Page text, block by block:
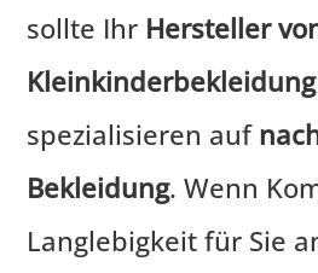
sollte Ihr Hersteller
Kleinkinderbekleidung
spezialisieren auf
Bekleidung. Wenn
Langlebigkeit für Sie